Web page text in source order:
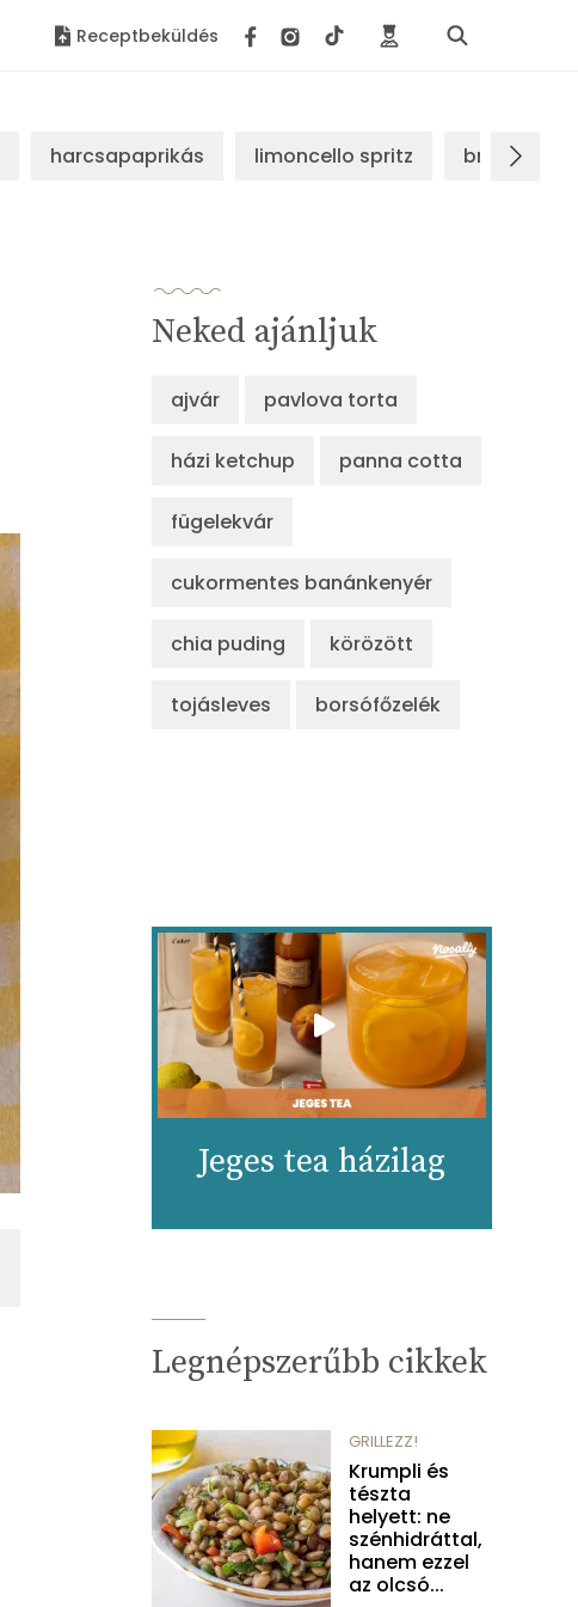
Receptbeküldés
harcsapaprikás limoncello spritz brassói
Neked ajánljuk
ajvár pavlova torta
házi ketchup panna cotta
fügelekvár
cukormentes banánkenyér
chia puding körözött
tojásleves borsófőzelék
Jeges tea házilag
Legnépszerűbb cikkek
GRILLEZZ!
Krumpli és
tészta
helyett: ne
szénhidráttal,
hanem ezzel
az olcsó...